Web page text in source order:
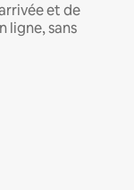
et de
ligne, sans